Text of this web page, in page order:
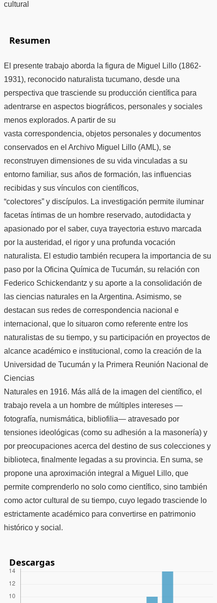
cultural
Resumen
El presente trabajo aborda la figura de Miguel Lillo (1862-
1931), reconocido naturalista tucumano, desde una
perspectiva que trasciende su producción científica para
adentrarse en aspectos biográficos, personales y sociales
menos explorados. A partir de su
vasta correspondencia, objetos personales y documentos
conservados en el Archivo Miguel Lillo (AML), se
reconstruyen dimensiones de su vida vinculadas a su
entorno familiar, sus años de formación, las influencias
recibidas y sus vínculos con científicos,
“colectores” y discípulos. La investigación permite iluminar
facetas íntimas de un hombre reservado, autodidacta y
apasionado por el saber, cuya trayectoria estuvo marcada
por la austeridad, el rigor y una profunda vocación
naturalista. El estudio también recupera la importancia de su
paso por la Oficina Química de Tucumán, su relación con
Federico Schickendantz y su aporte a la consolidación de
las ciencias naturales en la Argentina. Asimismo, se
destacan sus redes de correspondencia nacional e
internacional, que lo situaron como referente entre los
naturalistas de su tiempo, y su participación en proyectos de
alcance académico e institucional, como la creación de la
Universidad de Tucumán y la Primera Reunión Nacional de
Ciencias
Naturales en 1916. Más allá de la imagen del científico, el
trabajo revela a un hombre de múltiples intereses —
fotografía, numismática, bibliofilia— atravesado por
tensiones ideológicas (como su adhesión a la masonería) y
por preocupaciones acerca del destino de sus colecciones y
biblioteca, finalmente legadas a su provincia. En suma, se
propone una aproximación integral a Miguel Lillo, que
permite comprenderlo no solo como científico, sino también
como actor cultural de su tiempo, cuyo legado trasciende lo
estrictamente académico para convertirse en patrimonio
histórico y social.
Descargas